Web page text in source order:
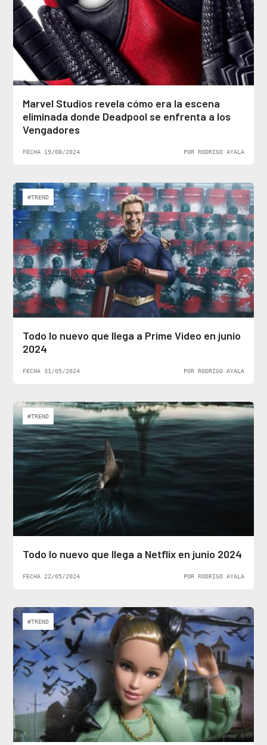
Marvel Studios revela cómo era la escena
eliminada donde Deadpool se enfrenta a los
Vengadores
FECHA 19/08/2024 POR RODRIGO AYALA
#TREND
Todo lo nuevo que llega a Prime Video en junio
2024
FECHA 31/05/2024 POR RODRIGO AYALA
#TREND
Todo lo nuevo que llega a Netflix en junio 2024
FECHA 22/05/2024 POR RODRIGO AYALA
#TREND